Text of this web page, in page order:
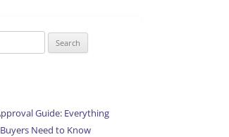
Guide: Everything
Need to Know